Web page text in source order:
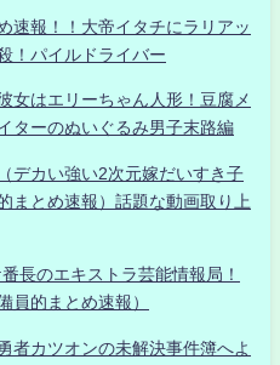
速報！！大帝イタチにラリアッ
！パイルドライバー
はエリーちゃん人形！豆腐メ
ターのぬいぐるみ男子末路編
デカい強い2次元嫁だいすき子
まとめ速報）話題な動画取り上
長のエキストラ芸能情報局！
員的まとめ速報）
者カツオンの未解決事件簿へよ